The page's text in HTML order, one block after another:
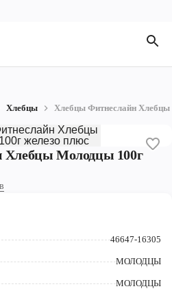
Хлебцы Хлебцы Фитнеслайн
Молодцы 100г
46647-16305
МОЛОДЦЫ
МОЛОДЦЫ